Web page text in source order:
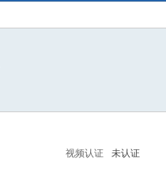
视频认证 未认证